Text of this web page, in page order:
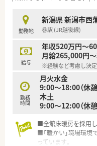
勤務地
新潟県 新潟市西
巻駅 (JR越後線)
給与
年収520万円～
月給265,000円
※経験など考慮し決定
勤務
時間
月火水金
9:00〜18:00（休
木土
9:00〜12:00（休憩
■全館床暖房を採用し
■「暖かい」職場環境
っています。